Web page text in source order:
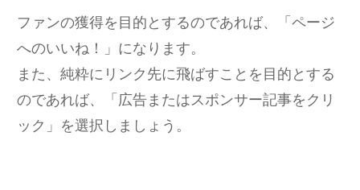
ファンの獲得を目的とするのであれば、「ページ
へのいいね！」になります。
また、純粋にリンク先に飛ばすことを目的とする
のであれば、「広告またはスポンサー記事をクリ
ック」を選択しましょう。